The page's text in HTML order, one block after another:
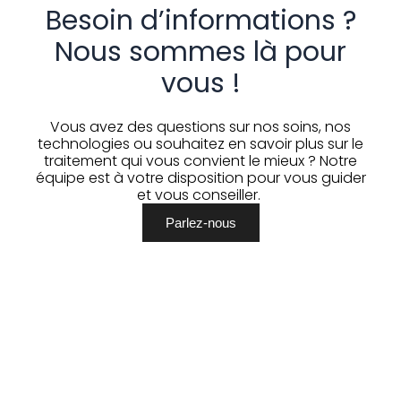
Besoin d’informations ?
Nous sommes là pour
vous !
Vous avez des questions sur nos soins, nos
technologies ou souhaitez en savoir plus sur le
traitement qui vous convient le mieux ? Notre
équipe est à votre disposition pour vous guider
et vous conseiller.
Parlez-nous